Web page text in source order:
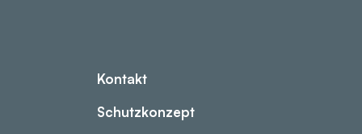
Kontakt
Schutzkonzept